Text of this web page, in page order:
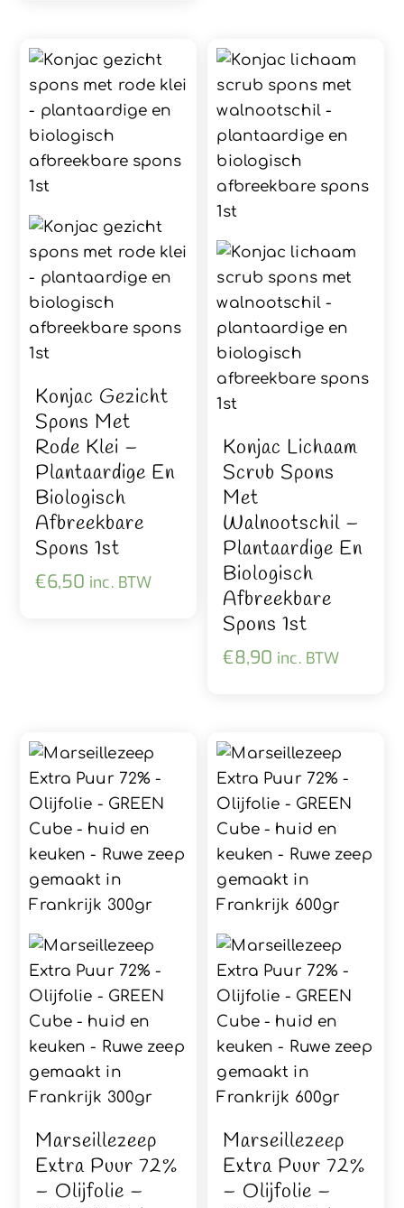
Konjac Gezicht
Spons Met
Rode Klei –
Plantaardige En
Biologisch
Afbreekbare
Spons 1st
€6,50 inc. BTW
Konjac Lichaam
Scrub Spons
Met
Walnootschil –
Plantaardige En
Biologisch
Afbreekbare
Spons 1st
€8,90 inc. BTW
Marseillezeep
Extra Puur 72%
– Olijfolie –
Marseillezeep
Extra Puur 72%
– Olijfolie –